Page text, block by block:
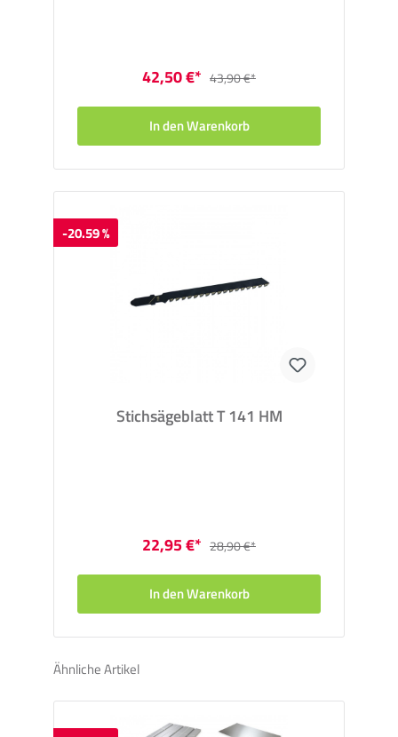
42,50 €* 43,90 €*
In den Warenkorb
-20.59 %
Stichsägeblatt T 141 HM
22,95 €* 28,90 €*
In den Warenkorb
Ähnliche Artikel